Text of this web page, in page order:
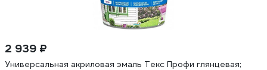
2 939 ₽
Универсальная акриловая эмаль Текс Профи глянцевая;